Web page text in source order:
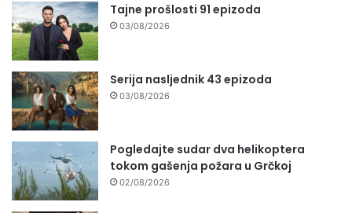
Tajne prošlosti 91 epizoda
03/08/2026
Serija nasljednik 43 epizoda
03/08/2026
Pogledajte sudar dva helikoptera
tokom gašenja požara u Grčkoj
02/08/2026